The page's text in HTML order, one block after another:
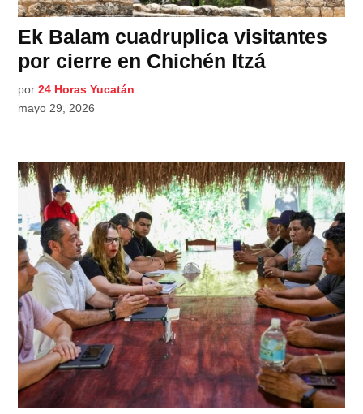
Ek Balam cuadruplica visitantes
por cierre en Chichén Itzá
por 24 Horas Yucatán
mayo 29, 2026